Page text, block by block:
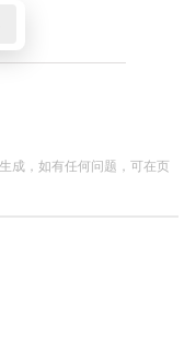
成，如有任何问题，可在页